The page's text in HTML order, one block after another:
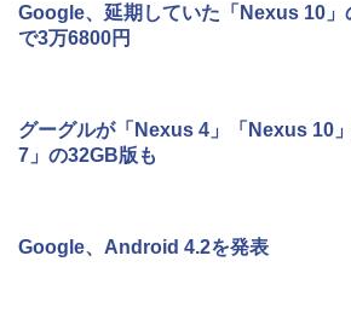
Google、延期していた「Nexus 10」
で3万6800円
グーグルが「Nexus 4」「Nexus 10
7」の32GB版も
Google、Android 4.2を発表